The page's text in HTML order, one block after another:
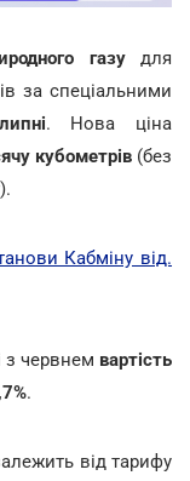
газудля
за спеціальними
. Нова ціна
кубометрів(без
Кабміну від.
з червнем вартість
.
від тарифу